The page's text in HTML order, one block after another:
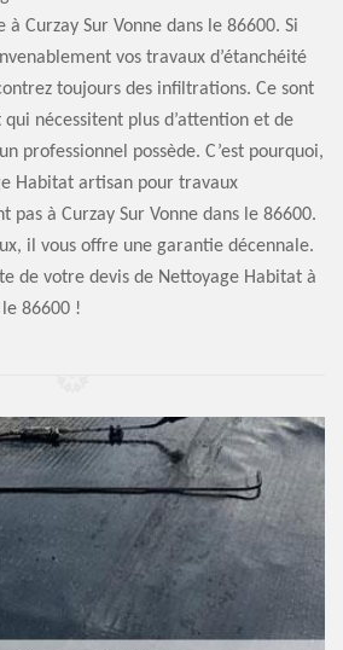
Curzay Sur Vonne dans le 86600. Si
vos travaux d’étanchéité
toujours des infiltrations. Ce sont
nécessitent plus d’attention et de
professionnel possède. C’est pourquoi,
Habitat artisan pour travaux
pas à Curzay Sur Vonne dans le 86600.
il vous offre une garantie décennale.
de votre devis de Nettoyage Habitat à
le 86600 !